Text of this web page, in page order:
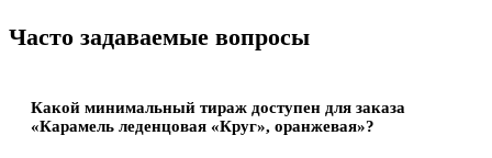
Часто задаваемые вопросы
Какой минимальный тираж доступен для заказа
«Карамель леденцовая «Круг», оранжевая»?